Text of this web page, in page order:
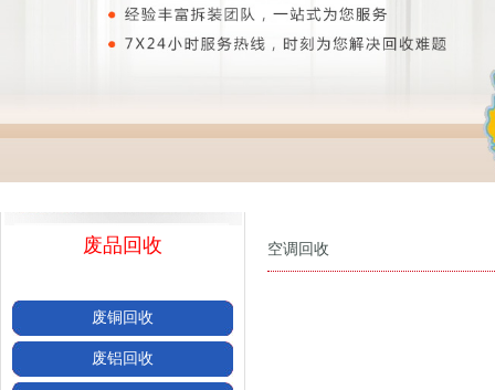
废品回收
废铜回收
废铝回收
空调回收